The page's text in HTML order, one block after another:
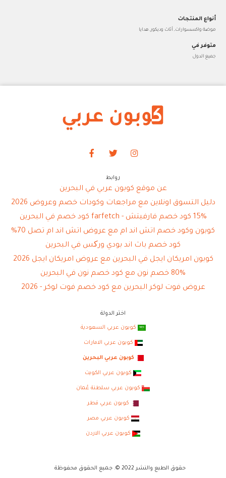
أنواع المنتجات
موضة واكسسوارات, أثاث وديكور, هدايا
متوفر في
جميع الدول
روابط
عن موقع كوبون عربي في البحرين
دليل التسوق اونلاين مع مراجعات وكودات خصم وعروض 2026
15% كود خصم فارفيتش - farfetch كود خصم في البحرين
كوبون وكود خصم اتش اند ام مع عروض اتش اند ام تصل 70%
كود خصم باث اند بودي ورکس في البحرين
كوبون امريكان ايجل في البحرين مع عروض امريكان ايجل 2026
80% خصم نون مع كود خصم نون في البحرين
عروض فوت لوكر البحرين مع كود خصم فوت لوكر - 2026
اختر الدولة
كوبون عربي السعودية
كوبون عربي الامارات
كوبون عربي البحرين
كوبون عربي الكويت
كوبون عربي سلطنة عُمان
كوبون عربي قطر
كوبون عربي مصر
كوبون عربي الاردن
حقوق الطبع والنشر 2022 ©. جميع الحقوق محفوظة